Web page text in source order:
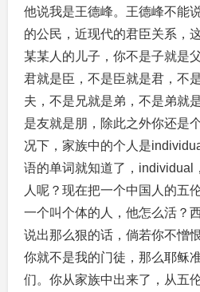
他说我是王德峰。王德峰不能
的公民，近现代的君臣关系，
某某人的儿子，你不是子就是
君就是臣，不是臣就是君，不
夫，不是兄就是弟，不是弟就
是友就是朋，除此之外你还是
况下，家族中的个人是
语的单词就知道了，individual
人呢？现在把一个中国人的五
一个叫个体的人，他怎么活？
说出那么狠的话，倘若你不憎
你就不是我的门徒，那么耶稣
们。你从家族中出来了，从五